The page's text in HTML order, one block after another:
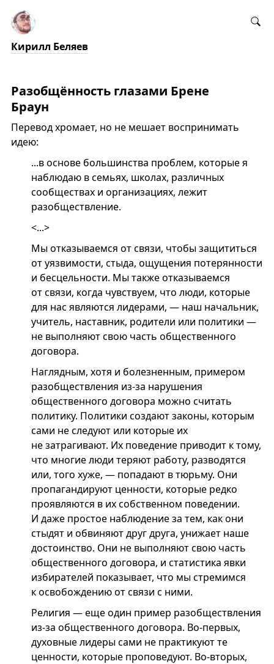
Кирилл Беляев
Разобщённость глазами Брене
Браун
Перевод хромает, но не мешает воспринимать
идею:
...в основе большинства проблем, которые я
наблюдаю в семьях, школах, различных
сообществах и организациях, лежит
разобществление.
<...>
Мы отказываемся от связи, чтобы защититься
от уязвимости, стыда, ощущения потерянности
и бесцельности. Мы также отказываемся
от связи, когда чувствуем, что люди, которые
для нас являются лидерами, — наш начальник,
учитель, наставник, родители или политики —
не выполняют свою часть общественного
договора.
Наглядным, хотя и болезненным, примером
разобществления из-за нарушения
общественного договора можно считать
политику. Политики создают законы, которым
сами не следуют или которые их
не затрагивают. Их поведение приводит к тому,
что многие люди теряют работу, разводятся
или, того хуже, — попадают в тюрьму. Они
пропагандируют ценности, которые редко
проявляются в их собственном поведении.
И даже простое наблюдение за тем, как они
стыдят и обвиняют друг друга, унижает наше
достоинство. Они не выполняют свою часть
общественного договора, и статистика явки
избирателей показывает, что мы стремимся
к освобождению от связи с ними.
Религия — еще один пример разобществления
из-за общественного договора. Во-первых,
духовные лидеры сами не практикуют те
ценности, которые проповедуют. Во-вторых,